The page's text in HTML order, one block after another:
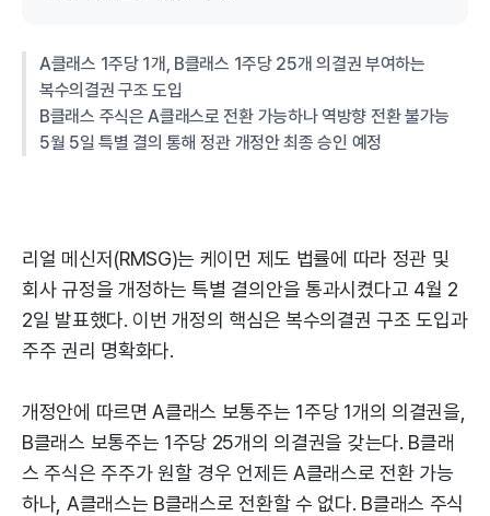
A클래스 1주당 1개, B클래스 1주당 25개 의결권 부여하는
복수의결권 구조 도입
B클래스 주식은 A클래스로 전환 가능하나 역방향 전환 불가능
5월 5일 특별 결의 통해 정관 개정안 최종 승인 예정
리얼 메신저(RMSG)는 케이먼 제도 법률에 따라 정관 및
회사 규정을 개정하는 특별 결의안을 통과시켰다고 4월 2
2일 발표했다. 이번 개정의 핵심은 복수의결권 구조 도입과
주주 권리 명확화다.
개정안에 따르면 A클래스 보통주는 1주당 1개의 의결권을,
B클래스 보통주는 1주당 25개의 의결권을 갖는다. B클래
스 주식은 주주가 원할 경우 언제든 A클래스로 전환 가능
하나, A클래스는 B클래스로 전환할 수 없다. B클래스 주식